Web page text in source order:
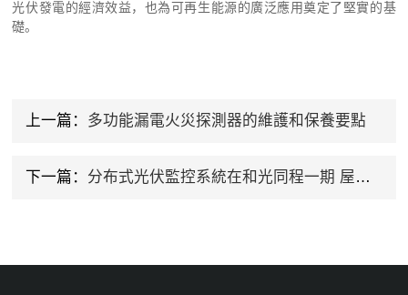
光伏發電的經濟效益，也為可再生能源的廣泛應用奠定了堅實的基
礎。
上一篇： 多功能漏電火災探測器的維護和保養要點
下一篇： 分布式光伏監控系統在和光同程一期 屋頂分布式光伏發電項目中的應用